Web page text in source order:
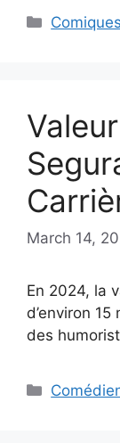
Categories
Comiques
March 14,
En 2024, la
d’environ
des